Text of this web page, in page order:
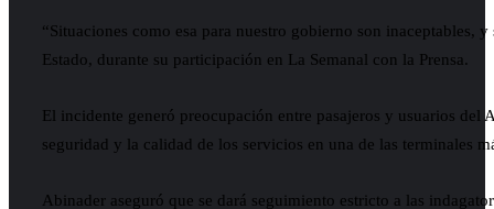
“Situaciones como esa para nuestro gobierno son inaceptables,
Estado, durante su participación en La Semanal con la Prensa.
El incidente generó preocupación entre pasajeros y usuarios
seguridad y la calidad de los servicios en una de las terminales
Abinader aseguró que se dará seguimiento estricto a las